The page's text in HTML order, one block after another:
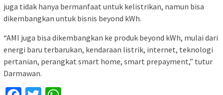
juga tidak hanya bermanfaat untuk kelistrikan, namun bisa
dikembangkan untuk bisnis beyond kWh.
“AMI juga bisa dikembangkan ke produk beyond kWh, mulai dari
energi baru terbarukan, kendaraan listrik, internet, teknologi
pertanian, perangkat smart home, smart prepayment,” tutur
Darmawan.